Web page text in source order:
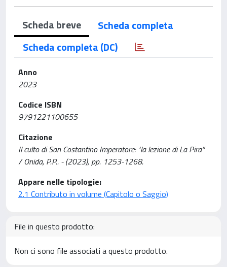
Scheda breve
Scheda completa
Scheda completa (DC)
Anno
2023
Codice ISBN
9791221100655
Citazione
Il culto di San Costantino Imperatore: "la lezione di La Pira”
/ Onida, P.P.. - (2023), pp. 1253-1268.
Appare nelle tipologie:
2.1 Contributo in volume (Capitolo o Saggio)
File in questo prodotto:
Non ci sono file associati a questo prodotto.